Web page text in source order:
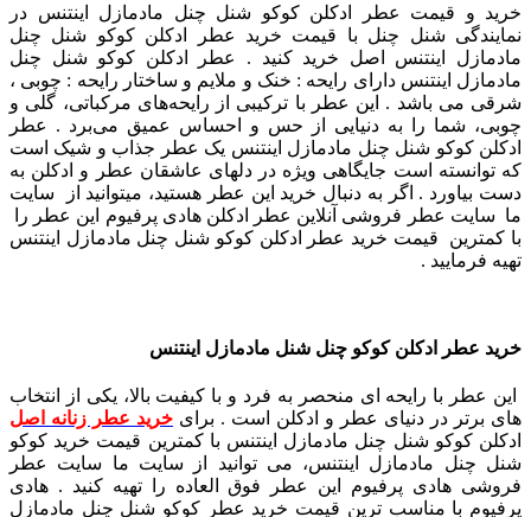
خرید و قیمت عطر ادکلن کوکو شنل چنل مادمازل اینتنس در
نمایندگی شنل چنل با قیمت خرید عطر ادکلن کوکو شنل چنل
مادمازل اینتنس اصل خرید کنید . عطر ادکلن کوکو شنل چنل
مادمازل اینتنس دارای رایحه : خنک و ملایم و ساختار رایحه : چوبی ،
شرقی می باشد . این عطر با ترکیبی از رایحه‌های مرکباتی، گلی و
چوبی، شما را به دنیایی از حس و احساس عمیق می‌برد . عطر
ادکلن کوکو شنل چنل مادمازل اینتنس یک عطر جذاب و شیک است
که توانسته است جایگاهی ویژه در دلهای عاشقان عطر و ادکلن به
دست بیاورد . اگر به دنبال خرید این عطر هستید، میتوانید از سایت
ما سایت عطر فروشی آنلاین عطر ادکلن هادی پرفیوم این عطر را
با کمترین قیمت خرید عطر ادکلن کوکو شنل چنل مادمازل اینتنس
تهیه فرمایید .
خرید عطر ادکلن کوکو چنل شنل مادمازل اینتنس
این عطر با رایحه ای منحصر به فرد و با کیفیت بالا، یکی از انتخاب
های برتر در دنیای عطر و ادکلن است . برای خرید عطر زنانه اصل
ادکلن کوکو شنل چنل مادمازل اینتنس با کمترین قیمت خرید کوکو
شنل چنل مادمازل اینتنس، می توانید از سایت ما سایت عطر
فروشی هادی پرفیوم این عطر فوق العاده را تهیه کنید . هادی
پرفیوم با مناسب ترین قیمت خرید عطر کوکو شنل چنل مادمازل